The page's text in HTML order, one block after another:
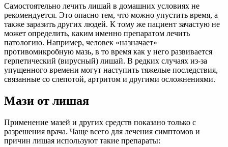
Самостоятельно лечить лишай в домашних условиях не
рекомендуется. Это опасно тем, что можно упустить время, а
также заразить других людей. К тому же пациент зачастую не
может определить, каким именно препаратом лечить
патологию. Например, человек «назначает»
противомикробную мазь, в то время как у него развивается
герпетический (вирусный) лишай. В редких случаях из-за
упущенного времени могут наступить тяжелые последствия,
связанные со слепотой, артритом и другими осложнениями.
Мази от лишая
Применение мазей и других средств показано только с
разрешения врача. Чаще всего для лечения симптомов и
причин лишая используют такие препараты: